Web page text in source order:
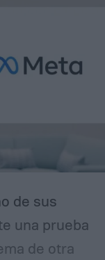
de sus
una prueba
de otra